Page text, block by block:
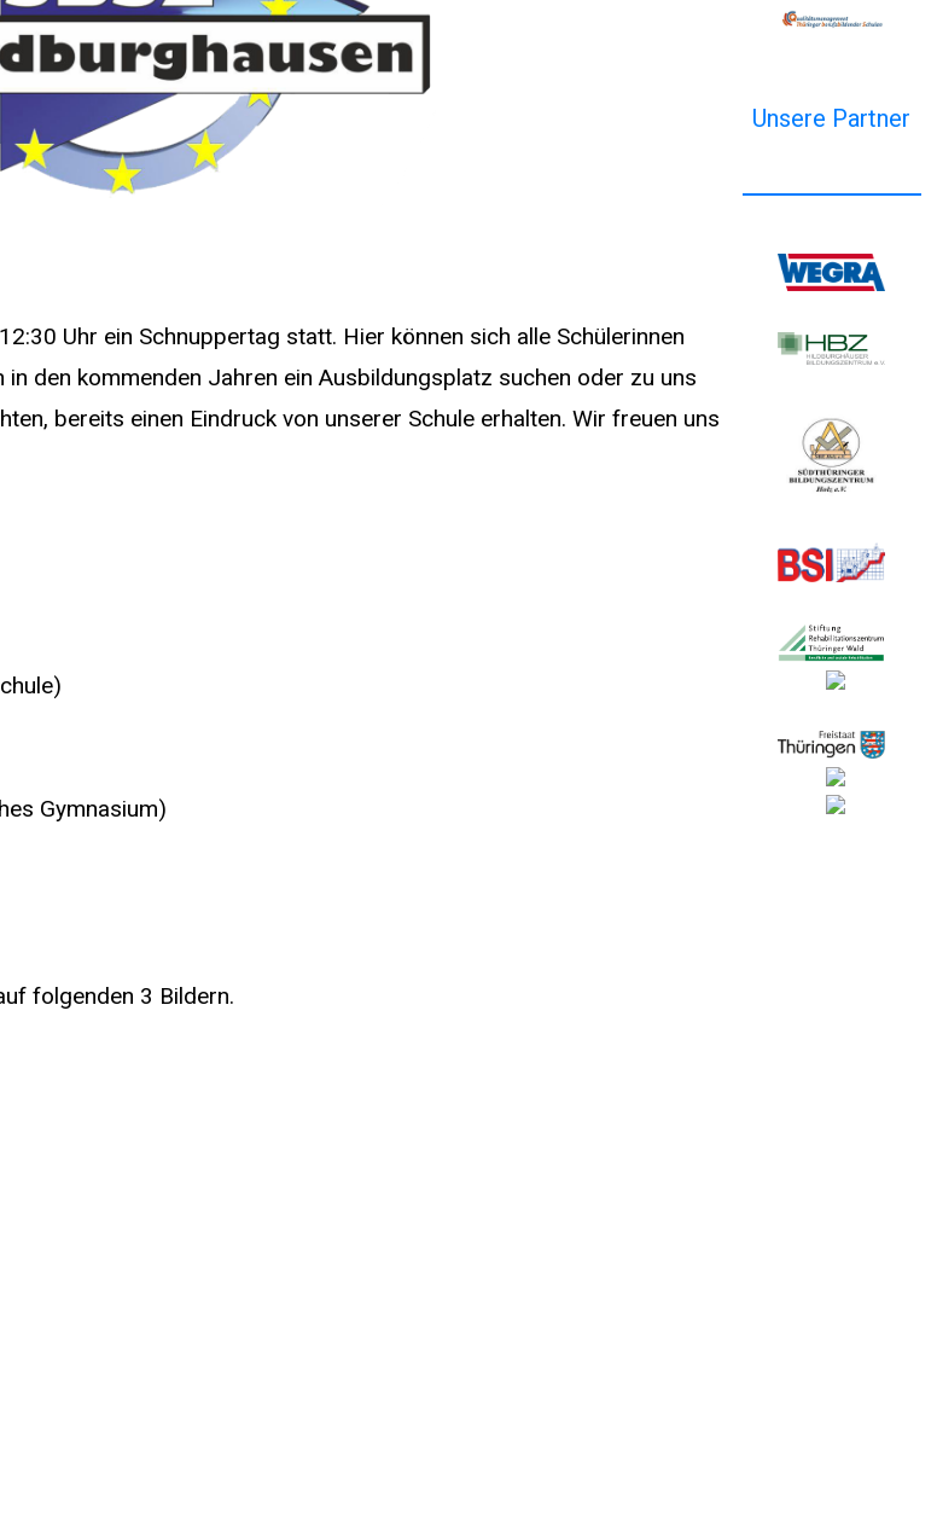
Uhr ein Schnuppertag statt. Hier können sich alle Schülerinnen
den kommenden Jahren ein Ausbildungsplatz suchen oder zu uns
bereits einen Eindruck von unserer Schule erhalten. Wir freuen uns
Gymnasium)
folgenden 3 Bildern.
Unsere Partner